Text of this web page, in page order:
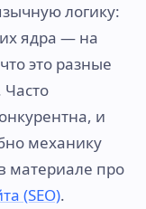
логику:
ядра — на
это разные
и
механику
материале про
(SEO).